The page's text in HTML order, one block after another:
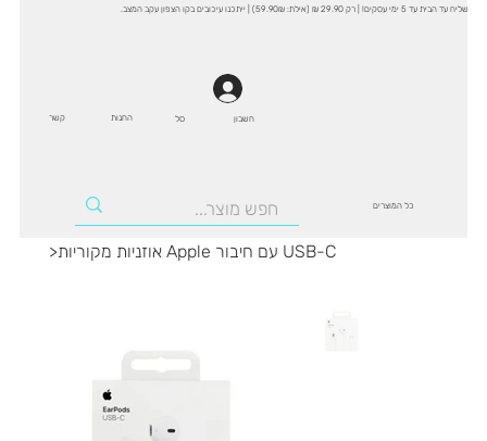
שליח עד הבית עד 5 ימי עסקים! | רק 29.90 ₪ (אילת: 59.90₪) | ייתכנו עיכובים בקו הצפון עקב המצב.
חשבון סל קשר החנות
כל המוצרים
> אוזניות מקוריות Apple עם חיבור USB-C